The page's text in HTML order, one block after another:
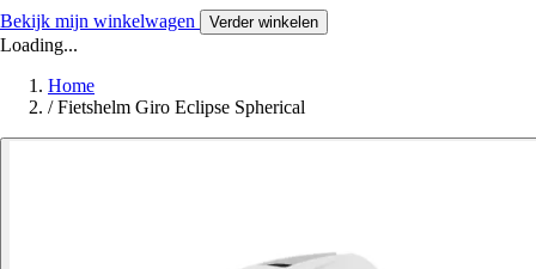
Bekijk mijn winkelwagen Verder winkelen
Loading...
Home
/ Fietshelm Giro Eclipse Spherical